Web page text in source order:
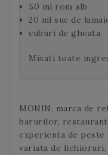
50 ml rom alb
20 ml suc de
cuburi de gheata
Mixati toate
MONIN, marca de
barurilor,
experienta de peste
variata de